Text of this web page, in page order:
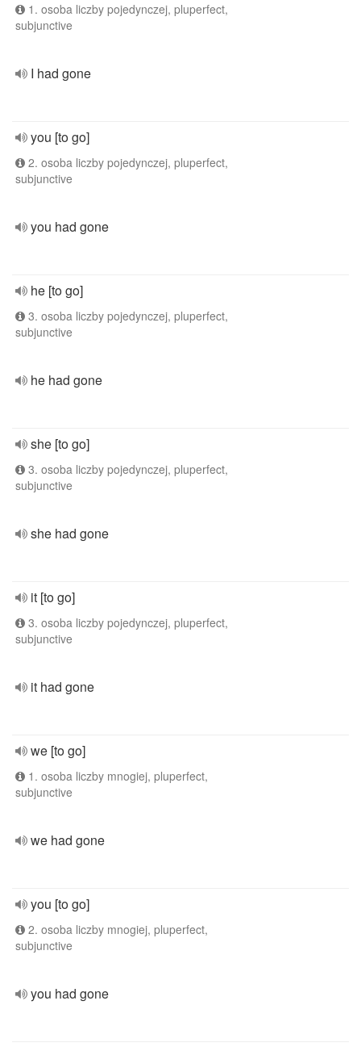
1. osoba liczby pojedynczej, pluperfect,
subjunctive
I had gone
you [to go]
2. osoba liczby pojedynczej, pluperfect,
subjunctive
you had gone
he [to go]
3. osoba liczby pojedynczej, pluperfect,
subjunctive
he had gone
she [to go]
3. osoba liczby pojedynczej, pluperfect,
subjunctive
she had gone
it [to go]
3. osoba liczby pojedynczej, pluperfect,
subjunctive
it had gone
we [to go]
1. osoba liczby mnogiej, pluperfect,
subjunctive
we had gone
you [to go]
2. osoba liczby mnogiej, pluperfect,
subjunctive
you had gone